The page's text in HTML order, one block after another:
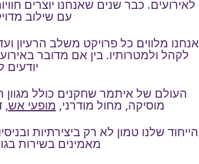
לאירועים. כבר שנים שאנחנו יוצרים
עם שילוב
אנחנו מלווים כל פרויקט משלב הרעיון
לקהל ולמטרותיו. בין אם מדובר
העולם של איתמר שחקנים כולל
מוסיקה, מחול מודרני, מופעי אש,
הייחוד שלנו טמון לא רק ביצירתיות
מאמינים בשירות